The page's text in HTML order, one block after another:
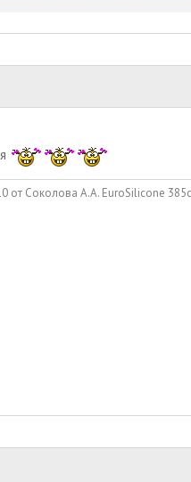
от Соколова А.А. EuroSilicone